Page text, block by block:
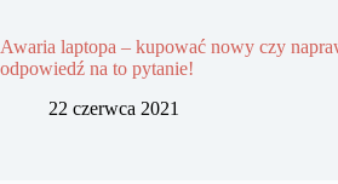
Awaria laptopa – kupować nowy czy
odpowiedź na to pytanie!
22 czerwca 2021